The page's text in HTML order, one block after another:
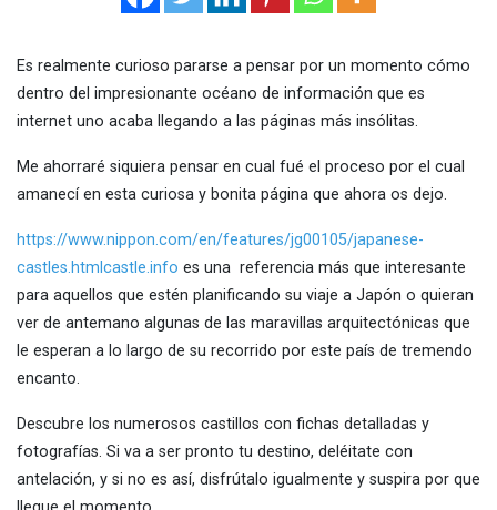
Es realmente curioso pararse a pensar por un momento cómo
dentro del impresionante océano de información que es
internet uno acaba llegando a las páginas más insólitas.
Me ahorraré siquiera pensar en cual fué el proceso por el cual
amanecí en esta curiosa y bonita página que ahora os dejo.
https://www.nippon.com/en/features/jg00105/japanese-
castles.htmlcastle.info es una referencia más que interesante
para aquellos que estén planificando su viaje a Japón o quieran
ver de antemano algunas de las maravillas arquitectónicas que
le esperan a lo largo de su recorrido por este país de tremendo
encanto.
Descubre los numerosos castillos con fichas detalladas y
fotografías. Si va a ser pronto tu destino, deléitate con
antelación, y si no es así, disfrútalo igualmente y suspira por que